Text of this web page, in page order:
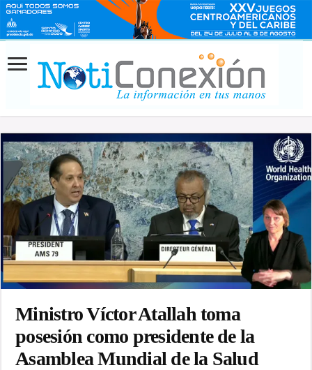
Ministro Víctor Atallah toma
posesión como presidente de la
Asamblea Mundial de la Salud